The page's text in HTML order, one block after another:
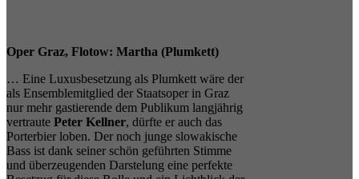
Oper Graz, Flotow: Martha (Plumkett)
… Eine Luxusbesetzung als Plumkett wäre der
als Ensemblemitglied der Staatsoper in Graz
nur mehr gastierende dem Publikum langjährig
vertraute Peter Kellner, dürfte er auch das
Porterbier loben. Der noch junge slowakische
Bass ist dank seiner schön geführten Stimme
und überzeugenden Darstelung eine perfekte